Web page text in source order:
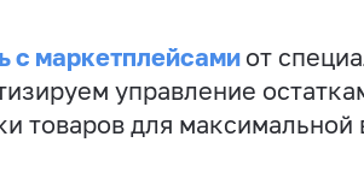
с маркетплейсами от
управление
товаров для максимальной